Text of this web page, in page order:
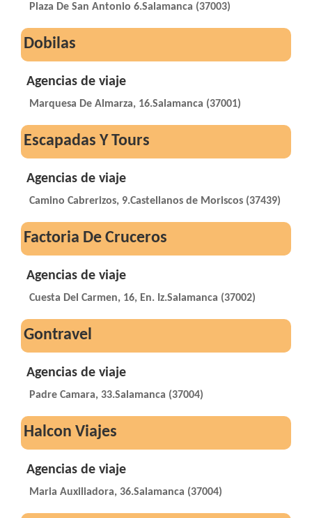
Plaza De San Antonio 6.Salamanca (37003)
Dobilas
Agencias de viaje
Marquesa De Almarza, 16.Salamanca (37001)
Escapadas Y Tours
Agencias de viaje
Camino Cabrerizos, 9.Castellanos de Moriscos (37439)
Factoria De Cruceros
Agencias de viaje
Cuesta Del Carmen, 16, En. Iz.Salamanca (37002)
Gontravel
Agencias de viaje
Padre Camara, 33.Salamanca (37004)
Halcon Viajes
Agencias de viaje
Maria Auxiliadora, 36.Salamanca (37004)